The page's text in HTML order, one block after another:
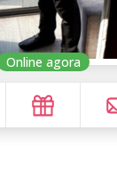
Online agora